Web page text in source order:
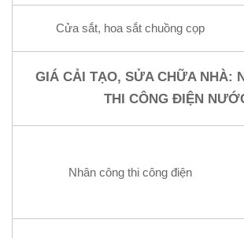
Cửa sắt, hoa sắt chuồng cọp
GIÁ CẢI TẠO, SỬA CHỮA NHÀ:
THI CÔNG ĐIỆN
Nhân công thi công điện